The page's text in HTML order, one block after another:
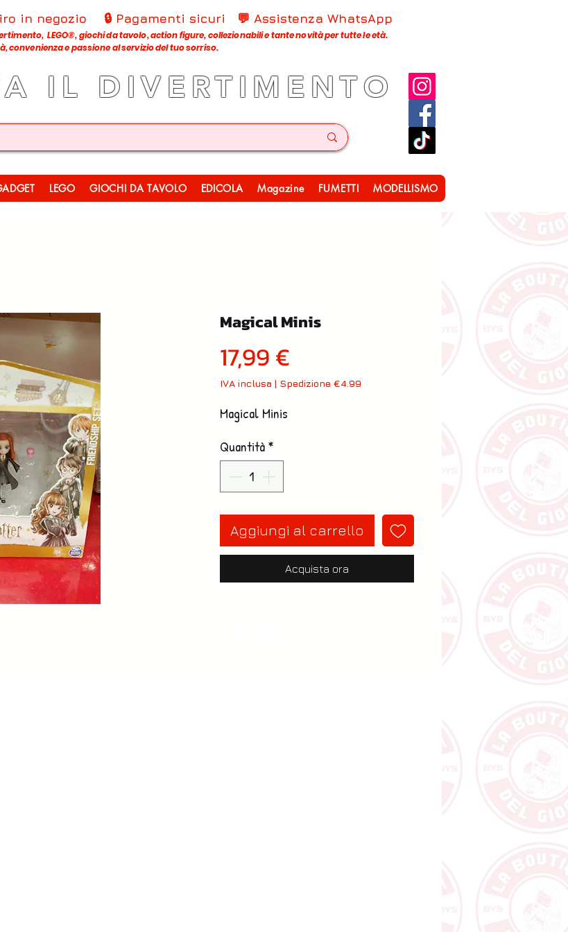
IL DIVERTIMENTO
in negozio 🔒 Pagamenti sicuri 💬 Assistenza WhatsApp
LEGO®, giochi da tavolo, action figure, collezionabili e tante novità per tutte le età.
convenienza e passione al servizio del tuo sorriso.
LEGO GIOCHI DA TAVOLO EDICOLA Magazine FUMETTI MODELLISMO
Magical Minis
17,99 €
IVA inclusa | Spedizione €4.99
Magical Minis
Quantità*
Aggiungi al carrello
Acquista ora